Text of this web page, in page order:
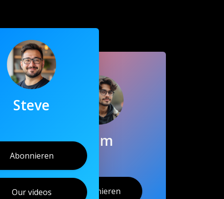
Sam
Abonnieren
Steve
Abonnieren
Our videos